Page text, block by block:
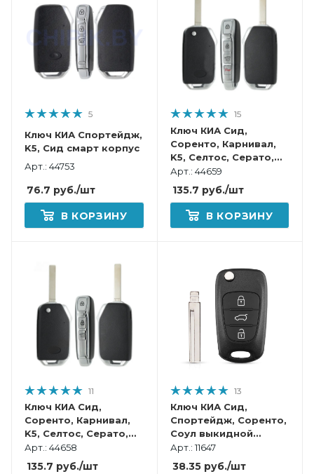
5
Ключ КИА Спортейдж,
K5, Сид смарт корпус
Арт.: 44753
76.7 руб./шт
В КОРЗИНУ
15
Ключ КИА Сид,
Соренто, Карнивал,
K5, Селтос, Серато,
Спортейдж выкидной
Арт.: 44659
135.7 руб./шт
В КОРЗИНУ
11
Ключ КИА Сид,
Соренто, Карнивал,
K5, Селтос, Серато,
Спортейдж, Соул
выкидной корпус
Арт.: 44658
135.7 руб./шт
13
Ключ КИА Сид,
Спортейдж, Соренто,
Соул выкидной
корпус
Арт.: 11647
38.35руб./шт